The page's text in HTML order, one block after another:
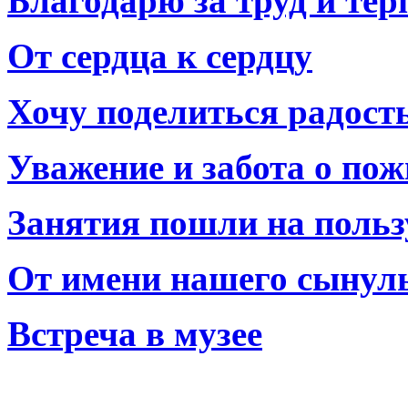
От сердца к сердцу
Хочу поделиться
Уважение и забота о
Занятия пошли на
От имени нашего
Встреча в музее